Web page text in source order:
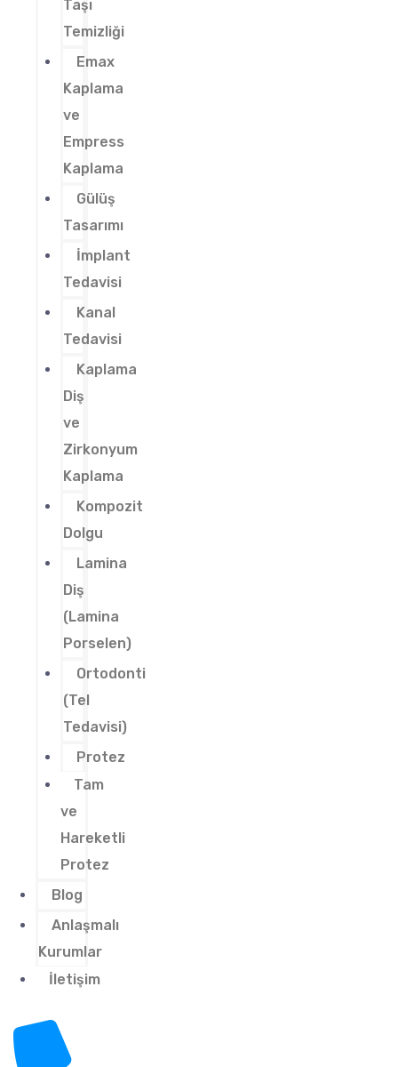
Taşı
Temizliği
Emax
Kaplama
ve
Empress
Kaplama
Gülüş
Tasarımı
İmplant
Tedavisi
Kanal
Tedavisi
Kaplama
Diş
ve
Zirkonyum
Kaplama
Kompozit
Dolgu
Lamina
Diş
(Lamina
Porselen)
Ortodonti
(Tel
Tedavisi)
Protez
Tam
ve
Hareketli
Protez
Blog
Anlaşmalı
Kurumlar
İletişim